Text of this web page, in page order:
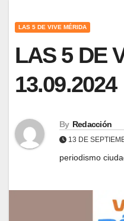
LAS 5 DE VIVE MÉRIDA
LAS 5 DE
13.09.2024
By Redacción
13 DE
periodismo